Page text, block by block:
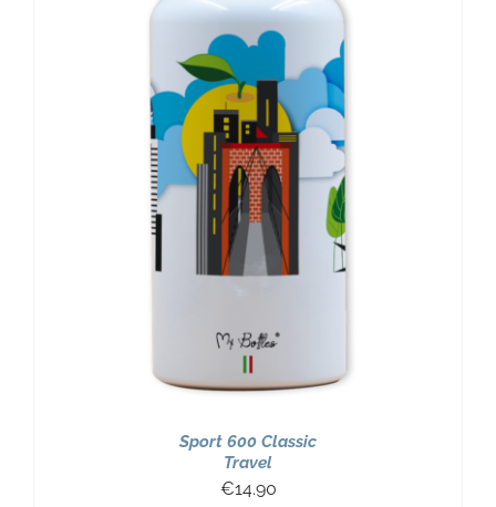
Sport 600 Classic
Travel
€14.90